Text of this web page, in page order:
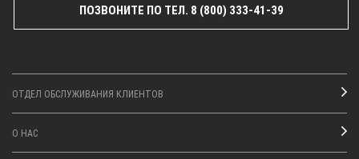
ПОЗВОНИТЕ ПО ТЕЛ. 8 (800) 333-41-39
ОТДЕЛ ОБСЛУЖИВАНИЯ КЛИЕНТОВ
О НАС